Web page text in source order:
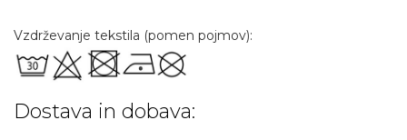
Vzdrževanje tekstila (pomen pojmov):
Dostava in dobava: